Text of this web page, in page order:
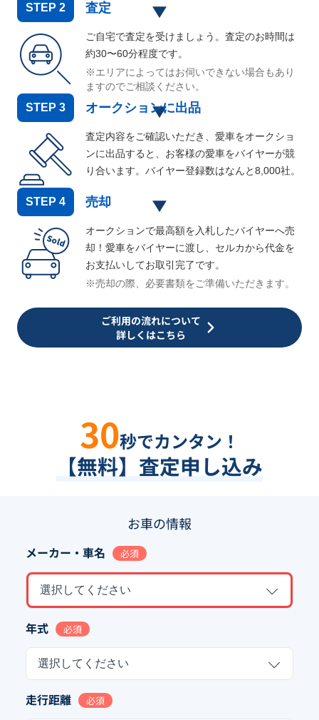
STEP 2 査定
ご自宅で査定を受けましょう。査定のお時間は
約30〜60分程度です。
※エリアによってはお伺いできない場合もあり
ますのでご相談ください。
STEP 3 オークションに出品
査定内容をご確認いただき、愛車をオークショ
ンに出品すると、お客様の愛車をバイヤーが競
り合います。バイヤー登録数はなんと8,000社。
STEP 4 売却
オークションで最高額を入札したバイヤーへ売
却！愛車をバイヤーに渡し、セルカから代金を
お支払いしてお取引完了です。
※売却の際、必要書類をご準備いただきます。
ご利用の流れについて
詳しくはこちら
30秒でカンタン！
【無料】査定申し込み
お車の情報
メーカー・車名 必須
選択してください
年式 必須
選択してください
走行距離 必須